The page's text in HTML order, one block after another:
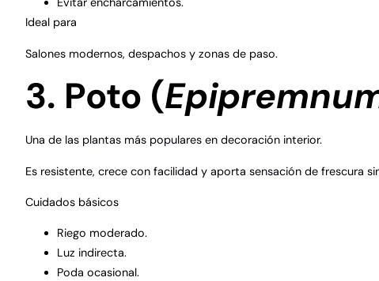
Ideal para
Salones modernos, despachos y zonas de paso.
3. Poto (
Una de las plantas más populares en decoración interior.
Es resistente, crece con facilidad y aporta sensación de frescura
Cuidados básicos
Riego moderado.
Luz indirecta.
Poda ocasional.